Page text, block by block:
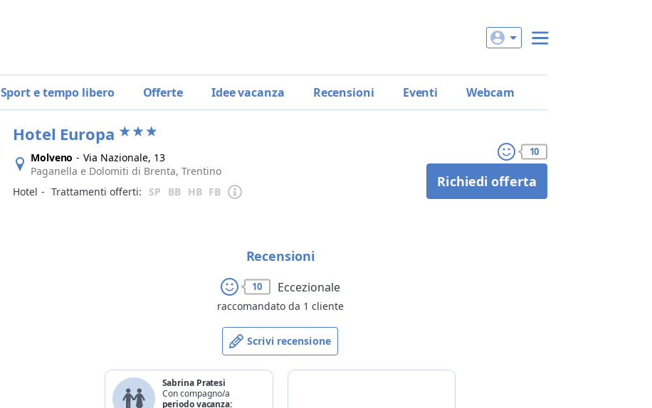
Sport e tempo libero Offerte Idee vacanza Recensioni Eventi Webcam
Hotel Europa
Molveno - Via Nazionale, 13
Paganella e Dolomiti di Brenta, Trentino
Hotel ‐ Trattamenti offerti: SP BB HB FB
10
Richiedi offerta
Recensioni
10 Eccezionale
raccomandato da 1 cliente
Scrivi recensione
Sabrina Pratesi
Con compagno/a
periodo vacanza: